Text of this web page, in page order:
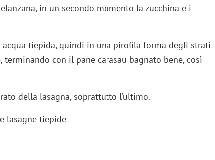
in un secondo momento la zucchina e i
acqua tiepida, quindi in una pirofila forma degli strati
con il pane carasau bagnato bene, così
della lasagna, soprattutto l’ultimo.
lasagne tiepide